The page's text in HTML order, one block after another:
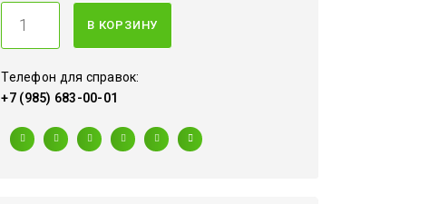
В КОРЗИНУ
Телефон для справок:
+7 (985) 683-00-01